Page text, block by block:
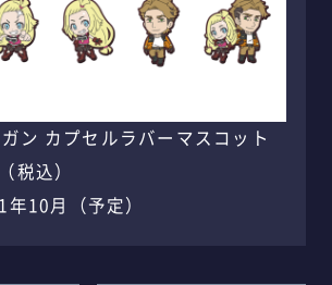
ン カプセルラバーマスコット
税込）
10月（予定）